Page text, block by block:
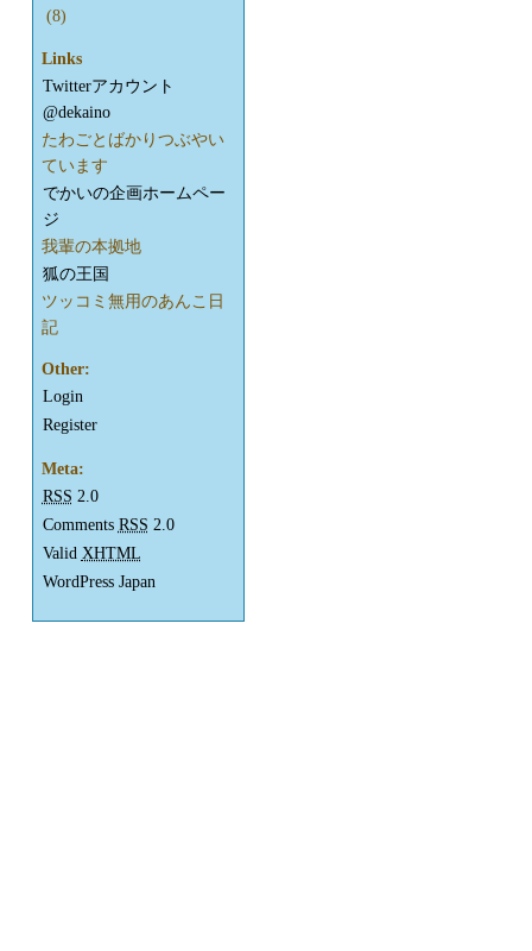
(8)
Links
Twitterアカウント
@dekaino
たわごとばかりつぶやい
ています
でかいの企画ホームペー
ジ
我輩の本拠地
狐の王国
ツッコミ無用のあんこ日
記
Other:
Login
Register
Meta:
RSS 2.0
Comments RSS 2.0
Valid XHTML
WordPress Japan